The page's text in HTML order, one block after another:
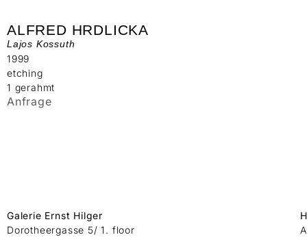
ALFRED HRDLICKA
Lajos Kossuth
1999
etching
1 gerahmt
Anfrage
Galerie Ernst Hilger
Dorotheergasse 5/ 1. floor